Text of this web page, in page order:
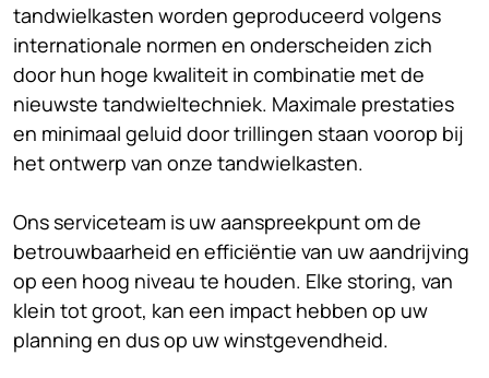
tandwielkasten worden geproduceerd volgens
internationale normen en onderscheiden zich
door hun hoge kwaliteit in combinatie met de
nieuwste tandwieltechniek. Maximale prestaties
en minimaal geluid door trillingen staan voorop bij
het ontwerp van onze tandwielkasten.
Ons serviceteam is uw aanspreekpunt om de
betrouwbaarheid en efficiëntie van uw aandrijving
op een hoog niveau te houden. Elke storing, van
klein tot groot, kan een impact hebben op uw
planning en dus op uw winstgevendheid.